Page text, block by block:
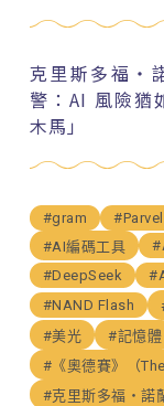
克里斯多福・
警：AI 風險猶
木馬」
#gram
#AI編碼工具
#DeepSeek
#NAND Flash
#美光
#記憶體
#《奧德賽》（
#克里斯多福・諾